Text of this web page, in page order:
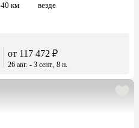
40 км везде
от 117 472 ₽
26 авг. - 3 сент., 8 н.